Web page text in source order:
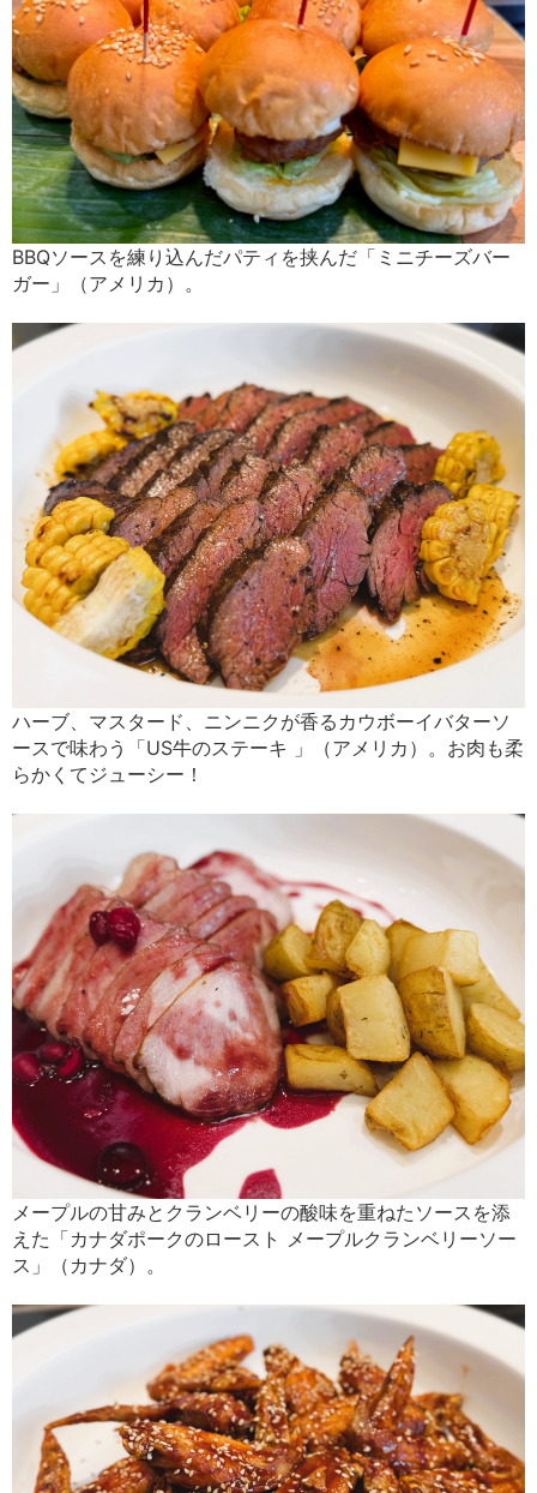
BBQソースを練り込んだパティを挟んだ「ミニチーズバー
ガー」（アメリカ）。
ハーブ、マスタード、ニンニクが香るカウボーイバターソ
ースで味わう「US牛のステーキ 」（アメリカ）。お肉も柔
らかくてジューシー！
メープルの甘みとクランベリーの酸味を重ねたソースを添
えた「カナダポークのロースト メープルクランベリーソー
ス」（カナダ）。